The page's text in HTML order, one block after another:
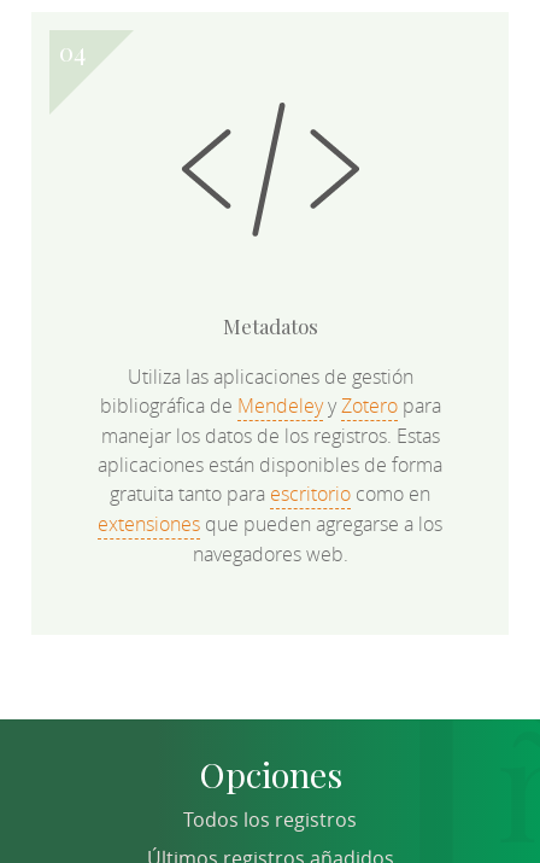
Metadatos
Utiliza las aplicaciones de gestión
bibliográfica de MendeleyyZoteropara
manejar los datos de los registros. Estas
aplicaciones están disponibles de forma
gratuita tanto para escritorio como en
extensiones que pueden agregarse a los
navegadores web.
Opciones
Todos los registros